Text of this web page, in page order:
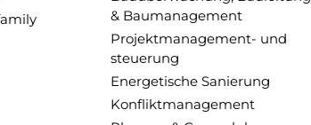
& Baumanagement
Projektmanagement- und
steuerung
Ener­getische Sanierung
Konflikt­manage­ment